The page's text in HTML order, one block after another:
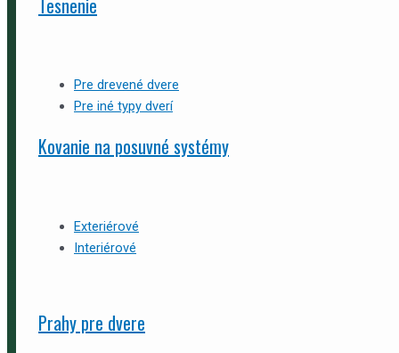
Pre drevené dvere
Pre iné typy dverí
Kovanie na posuvné systémy
Exteriérové
Interiérové
Prahy pre dvere